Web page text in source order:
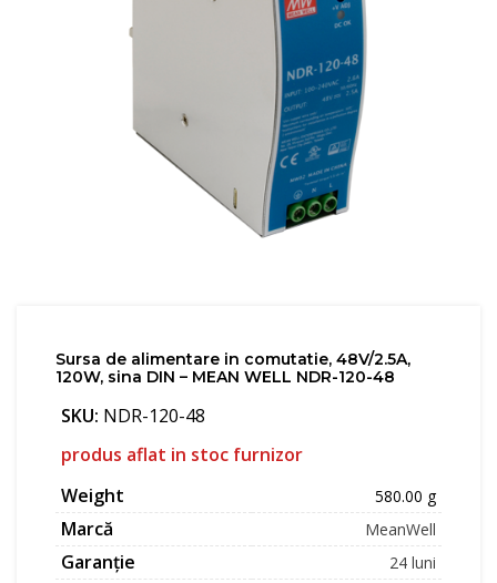
Sursa de alimentare in comutatie, 48V/2.5A,
120W, sina DIN – MEAN WELL NDR-120-48
SKU: NDR-120-48
produs aflat in stoc furnizor
Weight
580.00 g
Marcă MeanWell
Garanție 24 luni